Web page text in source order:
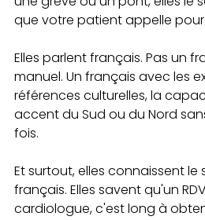
que votre patient appelle pour
Elles parlent français. Pas un
manuel. Un français avec les
références culturelles, la
accent du Sud ou du Nord
fois.
Et surtout, elles connaissent
français. Elles savent qu'un
cardiologue, c'est long à